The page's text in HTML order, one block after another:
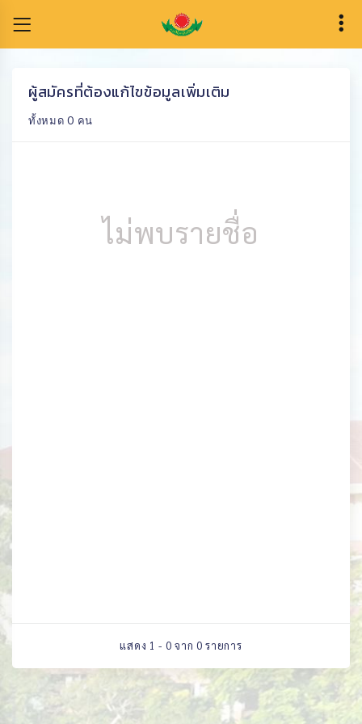
ผู้สมัครที่ต้องแก้ไขข้อมูลเพิ่มเติม
ทั้งหมด 0 คน
ไม่พบรายชื่อ
แสดง 1 - 0 จาก 0 รายการ